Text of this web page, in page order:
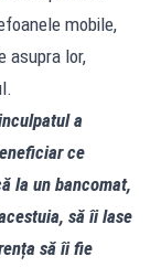
mobile,
asupra lor,
a
ce
la un bancomat,
să îi lase
să îi fie